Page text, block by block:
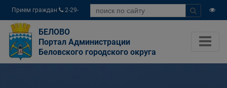
Прием граждан
2-29-
04
БЕЛОВО
Портал Администрации
Беловского городского округа